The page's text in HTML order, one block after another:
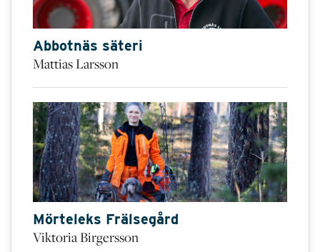
Abbotnäs säteri
Mattias Larsson
Mörteleks Frälsegård
Viktoria Birgersson